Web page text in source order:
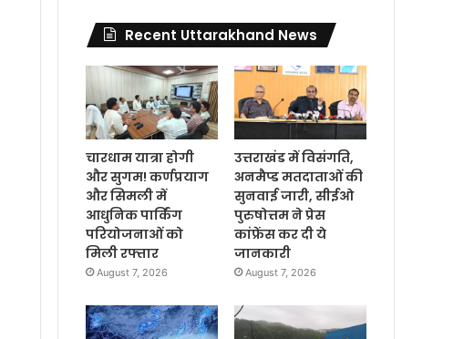
Recent Uttarakhand News
चारधाम यात्रा होगी
और सुगम! कर्णप्रयाग
और सिमली में
आधुनिक पार्किंग
परियोजनाओं को
मिली रफ्तार
August 7, 2026
उत्तराखंड में विसंगति,
अनमैप्ड मतदाताओं की
सुनवाई जारी, सीईओ
पुरुषोत्तम ने प्रेस
कांफ्रेंस कर दी ये
जानकारी
August 7, 2026